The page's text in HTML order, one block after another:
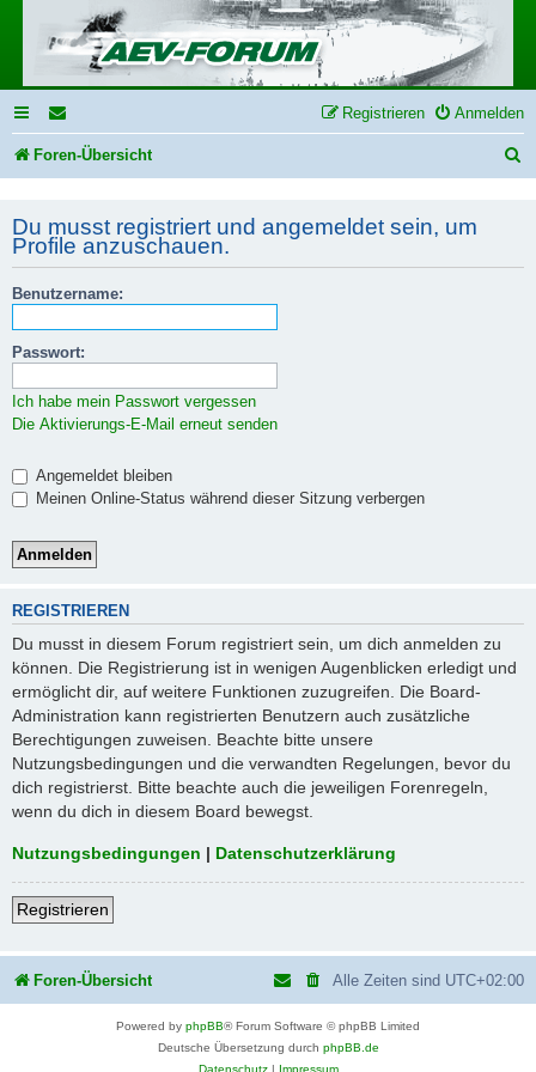
Anmelden
Registrieren
Foren-Übersicht
Du musst registriert und angemeldet sein, um
Profile anzuschauen.
Benutzername:
Passwort:
Ich habe mein Passwort vergessen
Die Aktivierungs-E-Mail erneut senden
Angemeldet bleiben
Meinen Online-Status während dieser Sitzung verbergen
REGISTRIEREN
Du musst in diesem Forum registriert sein, um dich anmelden zu
können. Die Registrierung ist in wenigen Augenblicken erledigt und
ermöglicht dir, auf weitere Funktionen zuzugreifen. Die Board-
Administration kann registrierten Benutzern auch zusätzliche
Berechtigungen zuweisen. Beachte bitte unsere
Nutzungsbedingungen und die verwandten Regelungen, bevor du
dich registrierst. Bitte beachte auch die jeweiligen Forenregeln,
wenn du dich in diesem Board bewegst.
Nutzungsbedingungen | Datenschutzerklärung
Registrieren
Foren-Übersicht Alle Zeiten sind UTC+02:00
Powered by phpBB® Forum Software © phpBB Limited
Deutsche Übersetzung durch phpBB.de
Datenschutz| Impressum